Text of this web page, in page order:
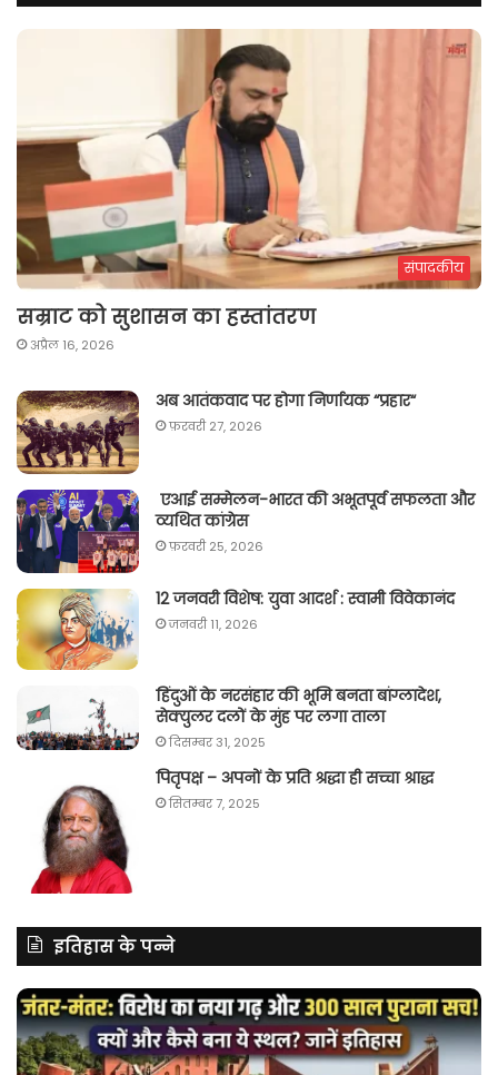
संपादकीय
सम्राट को सुशासन का हस्तांतरण
अप्रैल 16, 2026
अब आतंकवाद पर होगा निर्णायक “प्रहार“
फ़रवरी 27, 2026
एआई सम्मेलन-भारत की अभूतपूर्व सफलता और
व्यथित कांग्रेस
फ़रवरी 25, 2026
12 जनवरी विशेष: युवा आदर्श : स्वामी विवेकानंद
जनवरी 11, 2026
हिंदुओं के नरसंहार की भूमि बनता बांग्लादेश,
सेक्युलर दलों के मुंह पर लगा ताला
दिसम्बर 31, 2025
पितृपक्ष – अपनों के प्रति श्रद्धा ही सच्चा श्राद्ध
सितम्बर 7, 2025
इतिहास के पन्ने